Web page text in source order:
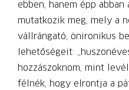
ebben, hanem épp
mutatkozik meg, mely a
vállrángató, önironikus
lehetőségeit:
hozzászoknom, mint
félnék, hogy elrontja a